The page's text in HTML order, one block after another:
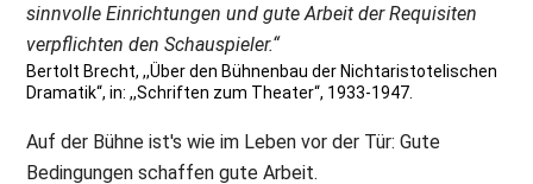
sinnvolle Einrichtungen und gute Arbeit der Requisiten
verpflichten den Schauspieler.“
Bertolt Brecht, ,,Über den Bühnenbau der Nichtaristotelischen
Dramatik“, in: ,,Schriften zum Theater“, 1933-1947.
Auf der Bühne ist's wie im Leben vor der Tür: Gute
Bedingungen schaffen gute Arbeit.